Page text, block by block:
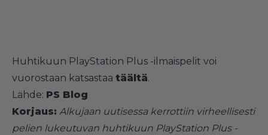
Huhtikuun PlayStation Plus -ilmaispelit voi
vuorostaan katsastaa täältä.
Lähde: PS Blog
Korjaus: Alkujaan uutisessa kerrottiin virheellisesti
pelien lukeutuvan huhtikuun PlayStation Plus -